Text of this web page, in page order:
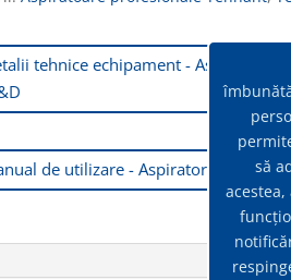
tehnice echipament - Aspirator
de utilizare - Aspirator
să